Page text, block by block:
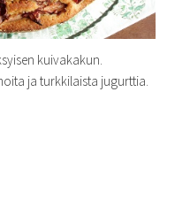
kuivakakun.
ja turkkilaista jugurttia.